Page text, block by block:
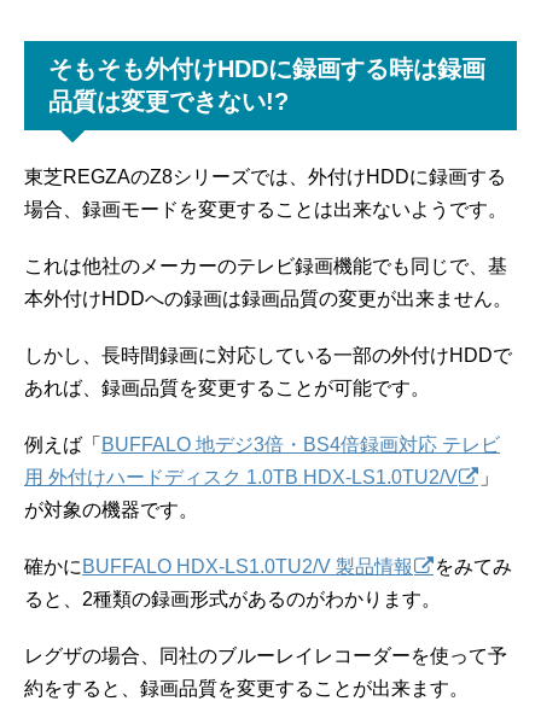
そもそも外付けHDDに録画する時は録画
品質は変更できない!?
東芝REGZAのZ8シリーズでは、外付けHDDに録画する
場合、録画モードを変更することは出来ないようです。
これは他社のメーカーのテレビ録画機能でも同じで、基
本外付けHDDへの録画は録画品質の変更が出来ません。
しかし、長時間録画に対応している一部の外付けHDDで
あれば、録画品質を変更することが可能です。
例えば「 BUFFALO 地デジ3倍・BS4倍録画対応 テレビ
用 外付けハードディスク 1.0TB HDX-LS1.0TU2/V
」
が対象の機器です。
確かに BUFFALO HDX-LS1.0TU2/V 製品情報
をみてみ
ると、2種類の録画形式があるのがわかります。
レグザの場合、同社のブルーレイレコーダーを使って予
約をすると、録画品質を変更することが出来ます。